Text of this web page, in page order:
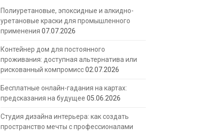
Полиуретановые, эпоксидные и алкидно-
уретановые краски для промышленного
применения 07.07.2026
Контейнер дом для постоянного
проживания: доступная альтернатива или
рискованный компромисс02.07.2026
Бесплатные онлайн-гадания на картах:
предсказания на будущее 05.06.2026
Студия дизайна интерьера: как создать
пространство мечты с профессионалами